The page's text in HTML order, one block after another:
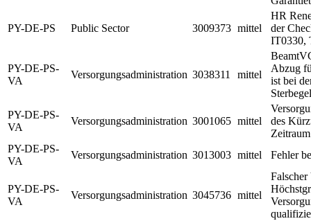
PY-DE-PS Public Sector 3009373 mittel
HR
der
IT0330,
PY-DE-PS-
VA
Versorgungsadministration 3038311 mittel
Abzug
ist bei
PY-DE-PS-
VA
Versorgungsadministration 3001065 mittel
des
Zeitraum
PY-DE-PS-
VA
Versorgungsadministration 3013003 mittel Fehler
PY-DE-PS-
VA
Versorgungsadministration 3045736 mittel